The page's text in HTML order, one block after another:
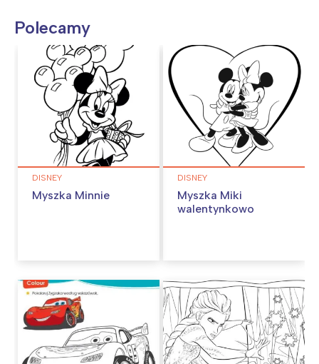
Polecamy
DISNEY
Myszka Minnie
DISNEY
Myszka Miki
walentynkowo